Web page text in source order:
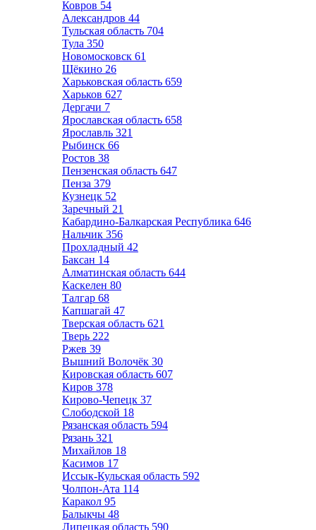
Ковров 54
Александров 44
Тульская область 704
Тула 350
Новомосковск 61
Щёкино 26
Харьковская область 659
Харьков 627
Дергачи 7
Ярославская область 658
Ярославль 321
Рыбинск 66
Ростов 38
Пензенская область 647
Пенза 379
Кузнецк 52
Заречный 21
Кабардино-Балкарская Республика 646
Нальчик 356
Прохладный 42
Баксан 14
Алматинская область 644
Каскелен 80
Талгар 68
Капшагай 47
Тверская область 621
Тверь 222
Ржев 39
Вышний Волочёк 30
Кировская область 607
Киров 378
Кирово-Чепецк 37
Слободской 18
Рязанская область 594
Рязань 321
Михайлов 18
Касимов 17
Иссык-Кульская область 592
Чолпон-Ата 114
Каракол 95
Балыкчы 48
Липецкая область 590